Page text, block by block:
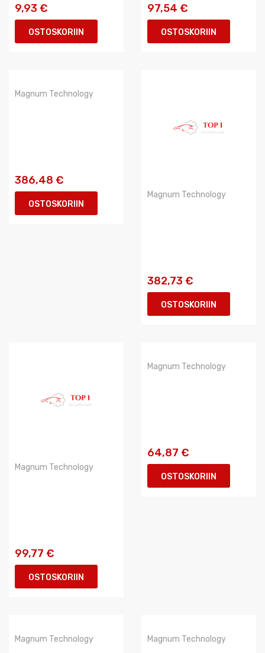
9,93 €
OSTOSKORIIN
97,54 €
OSTOSKORIIN
Magnum Technology
386,48 €
OSTOSKORIIN
Magnum Technology
382,73 €
OSTOSKORIIN
Magnum Technology
99,77 €
OSTOSKORIIN
Magnum Technology
64,87 €
OSTOSKORIIN
Magnum Technology Magnum Technology